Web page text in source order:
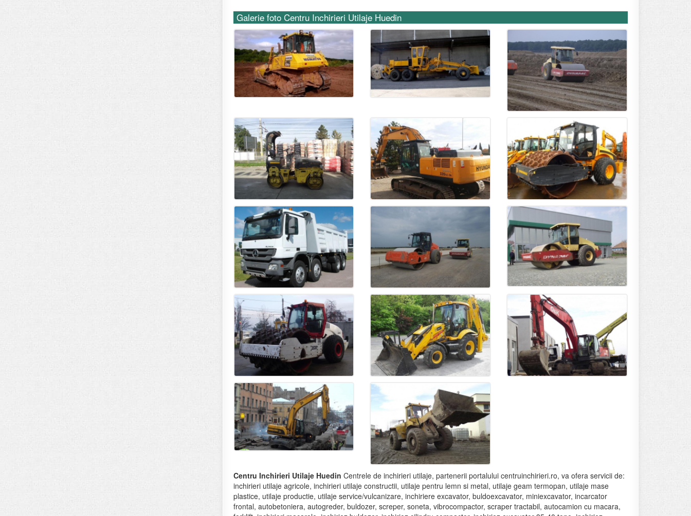
Galerie foto Centru Inchirieri Utilaje Huedin
Centru Inchirieri Utilaje Huedin Centrele de inchirieri utilaje, partenerii portalului centruinchirieri.ro, va ofera servicii de:
inchirieri utilaje agricole, inchirieri utilaje constructii, utilaje pentru lemn si metal, utilaje geam termopan, utilaje mase
plastice, utilaje productie, utilaje service/vulcanizare, inchiriere excavator, buldoexcavator, miniexcavator, incarcator
frontal, autobetoniera, autogreder, buldozer, screper, soneta, vibrocompactor, scraper tractabil, autocamion cu macara,